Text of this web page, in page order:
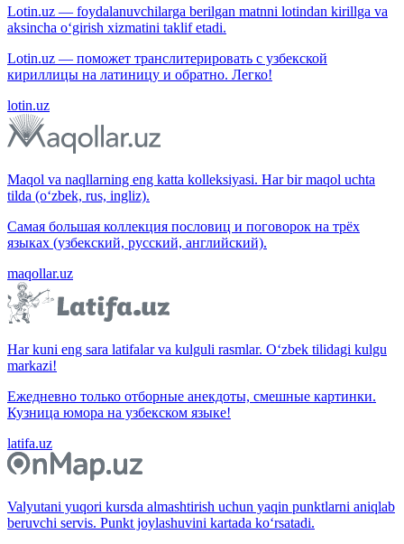
Lotin.uz — foydalanuvchilarga berilgan matnni lotindan kirillga va
aksincha o‘girish xizmatini taklif etadi.
Lotin.uz — поможет транслитерировать с узбекской
кириллицы на латиницу и обратно. Легко!
lotin.uz
Maqol va naqllarning eng katta kolleksiyasi. Har bir maqol uchta
tilda (o‘zbek, rus, ingliz).
Самая большая коллекция пословиц и поговорок на трёх
языках (узбекский, русский, английский).
maqollar.uz
Har kuni eng sara latifalar va kulguli rasmlar. O‘zbek tilidagi kulgu
markazi!
Ежедневно только отборные анекдоты, смешные картинки.
Кузница юмора на узбекском языке!
latifa.uz
Valyutani yuqori kursda almashtirish uchun yaqin punktlarni aniqlab
beruvchi servis. Punkt joylashuvini kartada ko‘rsatadi.